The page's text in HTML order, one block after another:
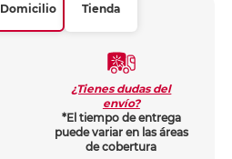
Domicilio Tienda
¿Tienes dudas del
envío?
*El tiempo de entrega
puede variar en las áreas
de cobertura